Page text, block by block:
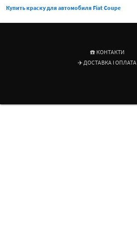
Купить краску для автомобиля Fiat Coupe
☎️ КОНТАКТИ
✈️ ДОСТАВКА І ОПЛАТА